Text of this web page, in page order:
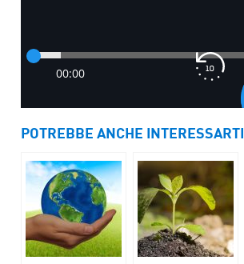
POTREBBE ANCHE INTERESSARTI